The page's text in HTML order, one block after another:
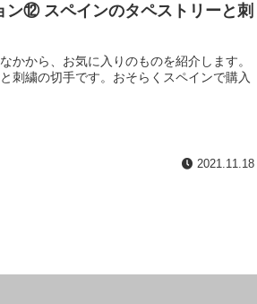
ン⑫ スペインのタペストリーと刺
かから、お気に入りのものを紹介します。
刺繍の切手です。おそらくスペインで購入
2021.11.18